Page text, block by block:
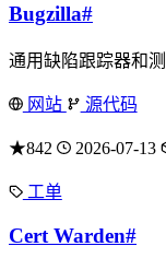
Bugzilla#
通用缺陷跟踪器和
网站 源代码
★842 2026-07-13
工单
Cert Warden#